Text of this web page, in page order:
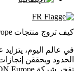
كيف تروج منتجات QN Europe للمرأة
في عالم اليوم، يتزايد
الحدود ويحققن